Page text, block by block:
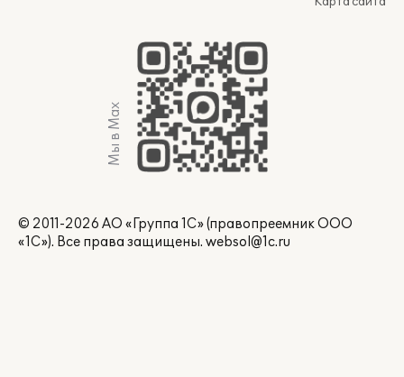
Мы в Max
© 2011-2026 АО «Группа 1С» (правопреемник ООО
«1С»). Все права защищены. websol@1c.ru